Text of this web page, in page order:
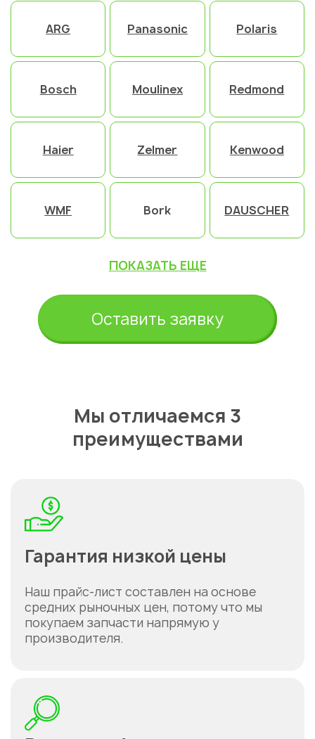
ARG Panasonic Polaris
Bosch Moulinex Redmond
Haier Zelmer Kenwood
WMF Bork DAUSCHER
ПОКАЗАТЬ ЕЩЕ
Оставить заявку
Мы отличаемся 3
преимуществами
Гарантия низкой цены
Наш прайс-лист составлен на основе
средних рыночных цен, потому что мы
покупаем запчасти напрямую у
производителя.